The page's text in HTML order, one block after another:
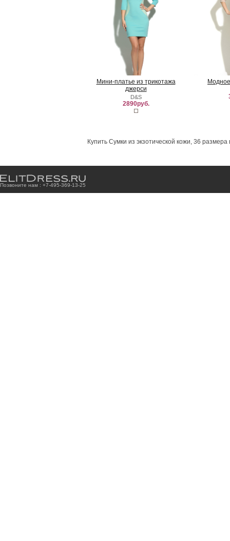
Мини-платье из трикотажа
джерси
D&S
2890руб.
Купить Сумки из экзотической кожи, 36
Позвоните нам : +7-495-369-13-25